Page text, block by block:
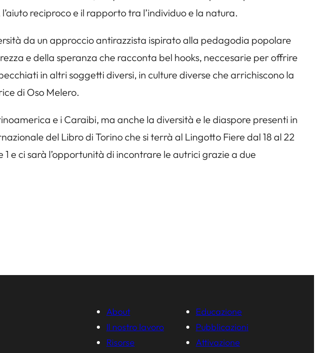
reciproco e il rapporto tra l’individuo e la natura.
da un approccio antirazzista ispirato alla pedagodia popolare
e della speranza che racconta bel hooks, neccesarie per offrire
in altri soggetti diversi, in culture diverse che arrichiscono la
di Oso Melero.
e i Caraibi, ma anche la diversità e le diaspore presenti in
del Libro di Torino che si terrà al Lingotto Fiere dal 18 al 22
e ci sarà l’opportunità di incontrare le autrici grazie a due
About
Il nostro lavoro
Risorse
Educazione
Pubblicazioni
Attivazione